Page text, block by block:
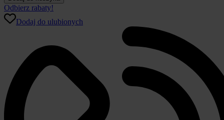
Estella
Zwirn
Jersey
Odbierz rabaty!
Dodaj do ulubionych